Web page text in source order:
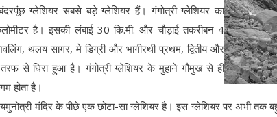
ग्लेशियर सबसे बड़े ग्लेशियर हैं। गंगोत्री ग्लेशियर का
है। इसकी लंबाई 30 कि.मी. और चौड़ाई तकरीबन 4
थलय सागर, मे डिग्री और भागीरथी प्रथम, द्वितीय और
तरफ से घिरा हुआ है। गंगोत्री ग्लेशियर के मुहाने गौमुख से ही
होता है।
मंदिर के पीछे एक छोटा-सा ग्लेशियर है। इस ग्लेशियर पर अभी तक